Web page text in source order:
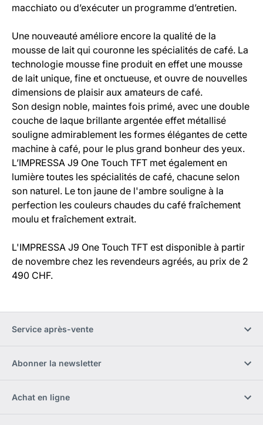
macchiato ou d’exécuter un programme d’entretien.
Une nouveauté améliore encore la qualité de la
mousse de lait qui couronne les spécialités de café. La
technologie mousse fine produit en effet une mousse
de lait unique, fine et onctueuse, et ouvre de nouvelles
dimensions de plaisir aux amateurs de café.
Son design noble, maintes fois primé, avec une double
couche de laque brillante argentée effet métallisé
souligne admirablement les formes élégantes de cette
machine à café, pour le plus grand bonheur des yeux.
L’IMPRESSA J9 One Touch TFT met également en
lumière toutes les spécialités de café, chacune selon
son naturel. Le ton jaune de l'ambre souligne à la
perfection les couleurs chaudes du café fraîchement
moulu et fraîchement extrait.
L'IMPRESSA J9 One Touch TFT est disponible à partir
de novembre chez les revendeurs agréés, au prix de 2
490 CHF.
Service après-vente
Abonner la newsletter
Achat en ligne